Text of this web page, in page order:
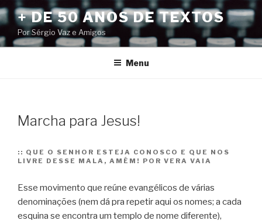
Pular
para
o
conteúdo
+ DE 50 ANOS DE TEXTOS
Por Sérgio Vaz e Amigos
Menu
Marcha para Jesus!
:: QUE O SENHOR ESTEJA CONOSCO E QUE NOS
LIVRE DESSE MALA, AMÉM! POR VERA VAIA
Esse movimento que reúne evangélicos de várias
denominações (nem dá pra repetir aqui os nomes; a cada
esquina se encontra um templo de nome diferente),